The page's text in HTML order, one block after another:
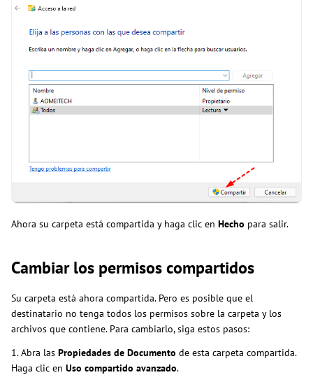
Ahora su carpeta está compartida y haga clic en Hecho para salir.
Cambiar los permisos compartidos
Su carpeta está ahora compartida. Pero es posible que el
destinatario no tenga todos los permisos sobre la carpeta y los
archivos que contiene. Para cambiarlo, siga estos pasos:
1. Abra las Propiedades de Documento de esta carpeta compartida.
Haga clic en Uso compartido avanzado.